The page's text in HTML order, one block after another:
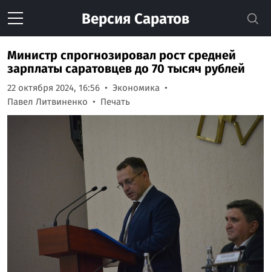
Версия Саратов
Министр спрогнозировал рост средней
зарплаты саратовцев до 70 тысяч рублей
22 октября 2024, 16:56
Экономика
Павел Литвиненко
Печать